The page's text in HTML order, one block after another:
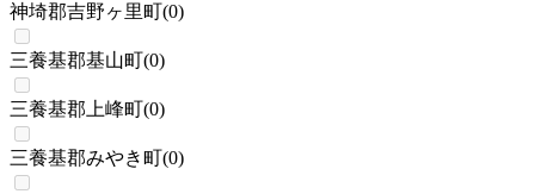
神埼郡吉野ヶ里町(0)
三養基郡基山町(0)
三養基郡上峰町(0)
三養基郡みやき町(0)